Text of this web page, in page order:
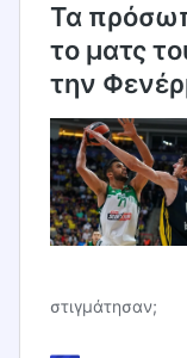
Τα
το ματς
την
στιγμάτησαν;